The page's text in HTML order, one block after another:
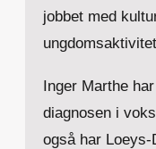
jobbet med
Inger Marthe
diagnosen i
også har